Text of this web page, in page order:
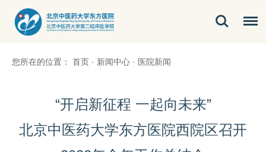
您所在的位置： 首页 · 新闻中心 · 医院新闻
“开启新征程 一起向未来”
北京中医药大学东方医院西院区召开